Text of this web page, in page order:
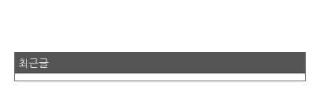
최근글